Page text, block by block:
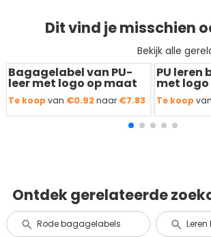
Dit vind je misschien
Bekijk alle
Redden50 %
Bagagelabel van PU-
leer met logo op maat
Te koop van €0.92naar €7.83
PU leren
met logo
Te koop van
Ontdek gerelateerde
Rode bagagelabels